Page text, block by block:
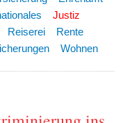
Justiz
Reiserei
Rente
Wohnen